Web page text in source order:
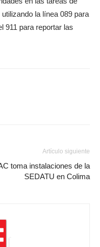
la línea 089 para
911 para reportar las
Artículo siguiente
toma instalaciones de la
SEDATU en Colima